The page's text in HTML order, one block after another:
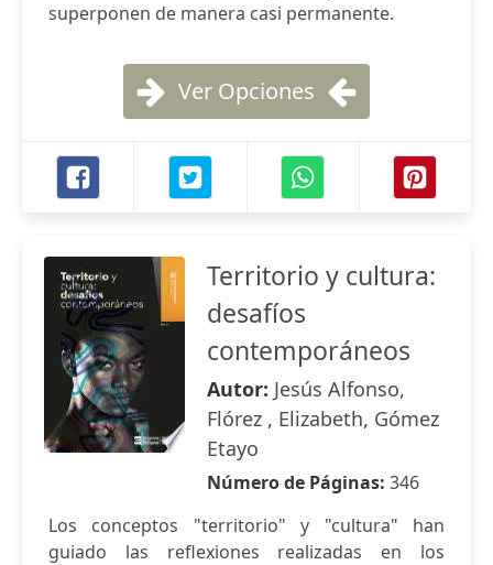
superponen de manera casi permanente.
Ver Opciones
Territorio y cultura:
desafíos
contemporáneos
Autor: Jesús Alfonso,
Flórez , Elizabeth, Gómez
Etayo
Número de Páginas: 346
Los conceptos "territorio" y "cultura" han
guiado las reflexiones realizadas en los